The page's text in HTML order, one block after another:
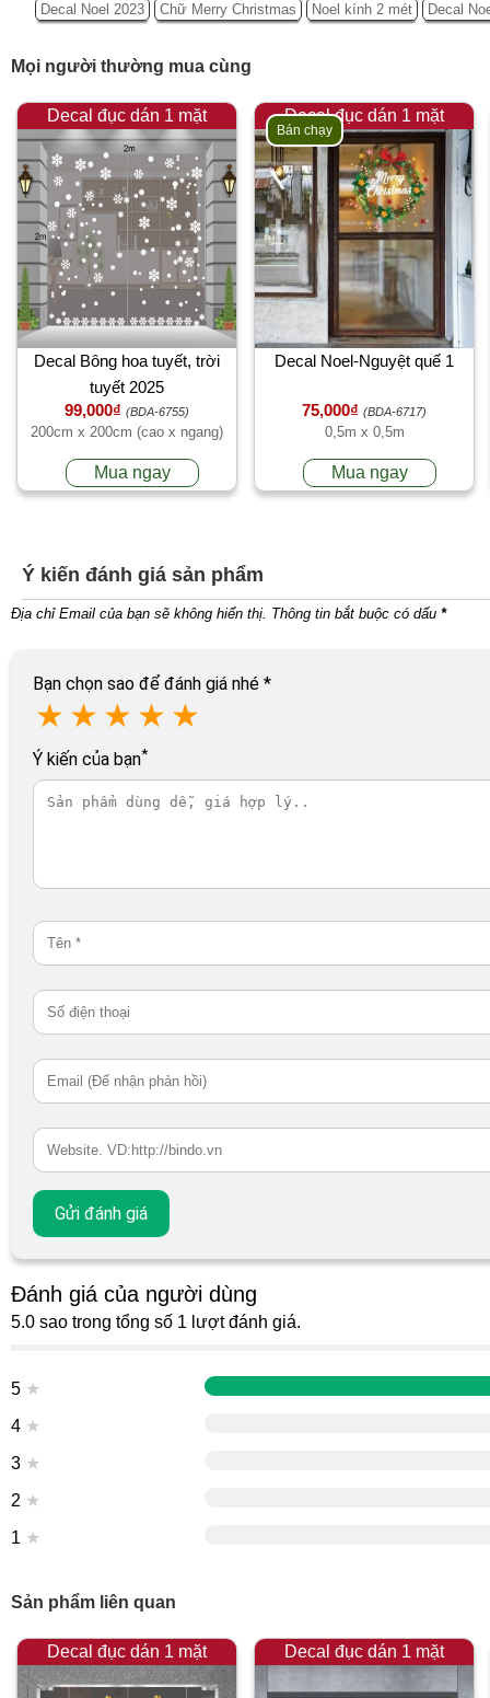
Decal Noel 2023 Chữ Merry Christmas Noel kính 2 mét Decal
Mọi người thường mua cùng
Decal đục dán 1 mặt
Decal Bông hoa tuyết, trời
tuyết 2025
99,000₫ (BDA-6755)
200cm x 200cm (cao x ngang)
Mua ngay
Decal đục dán 1 mặt
Bán chạy
Decal Noel-Nguyệt quế 1
75,000₫ (BDA-6717)
0,5m x 0,5m
Mua ngay
Ý kiến đánh giá sản phẩm
Địa chỉ Email của bạn sẽ không hiển thị. Thông tin bắt buộc có dấu *
Bạn chọn sao để đánh giá nhé *
★ ★ ★ ★ ★
Ý kiến của bạn*
Đánh giá của người dùng
5.0 sao trong tổng số 1 lượt đánh giá.
5 ★
4 ★
3 ★
2 ★
1 ★
Sản phẩm liên quan
Decal đục dán 1 mặt Decal đục dán 1 mặt